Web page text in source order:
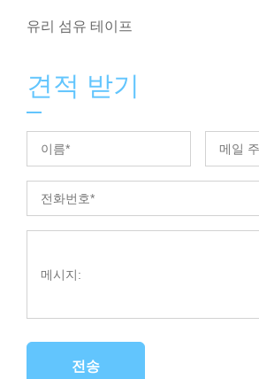
유리 섬유 테이프
견적 받기
전송